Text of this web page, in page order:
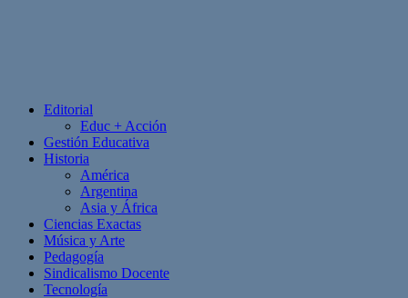
Editorial
Educ + Acción
Gestión Educativa
Historia
América
Argentina
Asia y África
Ciencias Exactas
Música y Arte
Pedagogía
Sindicalismo Docente
Tecnología